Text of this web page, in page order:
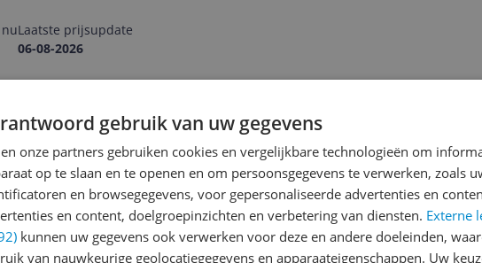
Laatste prijsupdate
06-08-2026
i-SENSYS LBP654CDW
i-SENSYS MF735CDW
Reviews
Er zijn nog geen
Heb jij dit product in bezit
met het schrijven van je
een review gemiddeld
andere bezoekers een
gebruik van uw gegevens
onze partners gebruiken cookies en vergelijkbare technologieën om
op te slaan en te openen en om persoonsgegevens te verwerken, zoals
en browsegegevens, voor gepersonaliseerde advertenties en
en content, doelgroepinzichten en verbetering van diensten. Externe
kunnen uw gegevens ook verwerken voor deze en andere doeleinden,
van nauwkeurige geolocatiegegevens en apparaateigenschappen. Uw